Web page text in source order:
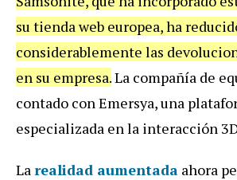
su tienda web europea, ha
considerablemente las
en su empresa.La compañía de
contado con Emersya, una
especializada en la interacción
Larealidad aumentada ahora